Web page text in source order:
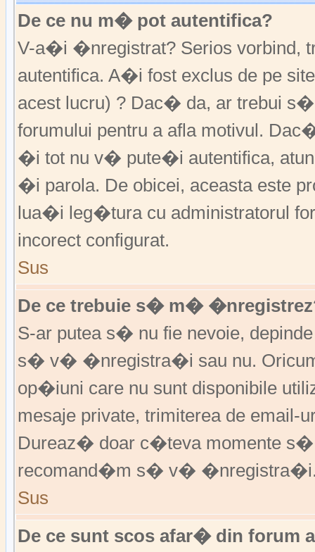
De ce nu m� pot autentifica?
V-a�i �nregistrat? Serios
autentifica. A�i fost exclus de pe
acest lucru) ? Dac� da, ar trebui
forumului pentru a afla motivul.
�i tot nu v� pute�i autentifica,
�i parola. De obicei, aceasta este
lua�i leg�tura cu administratorul
incorect configurat.
Sus
De ce trebuie s� m�
S-ar putea s� nu fie nevoie,
s� v� �nregistra�i sau nu.
op�iuni care nu sunt disponibile
mesaje private, trimiterea de
Dureaz� doar c�teva momente
recomand�m s� v�
Sus
De ce sunt scos afar� din forum